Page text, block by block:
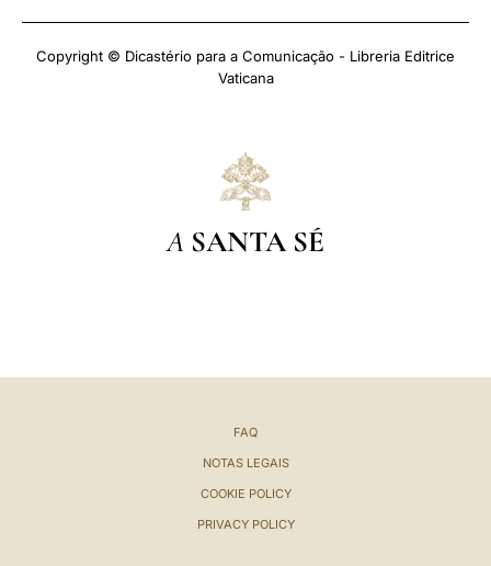
Copyright © Dicastério para a Comunicação - Libreria Editrice
Vaticana
A SANTA SÉ
FAQ
NOTAS LEGAIS
COOKIE POLICY
PRIVACY POLICY